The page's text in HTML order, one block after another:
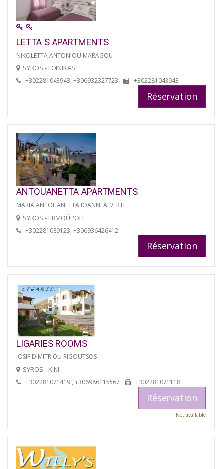
LETTA S APARTMENTS
NIKOLETTA ANTONIOU MARAGOU
SYROS - FOINIKAS
+302281043943, +306932327723 +302281043943
Réservation
ANTOUANETTA APARTMENTS
MARIA ANTOUANETTA IOANNI ALVERTI
SYROS - ERMOÚPOLI
+302281089123, +306936426412
Réservation
LIGARIES ROOMS
IOSIF DIMITRIOU RIGOUTSOS
SYROS - KINI
+302281071419 , +306986115567 +302281071118
Réservation
Not available